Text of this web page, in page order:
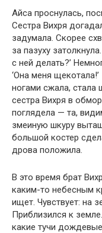
Айса проснулась,
Сестра Вихря
задумала. Скорее
за пазуху
с ней делать?’
‘Она меня
ногами сжала,
сестра Вихря в
поглядела — та,
змеиную шкуру
большой костер
дрова положила.
В это время брат
каким-то небесным
ищет. Чувствует: на
Приблизился к
какие тучи